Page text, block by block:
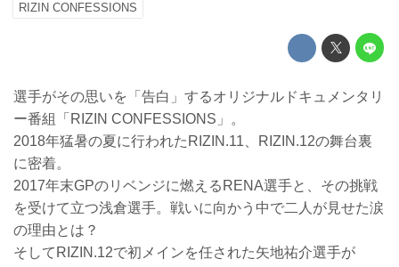
RIZIN CONFESSIONS
選手がその思いを「告白」するオリジナルドキュメンタリ
ー番組「RIZIN CONFESSIONS」。
2018年猛暑の夏に行われたRIZIN.11、RIZIN.12の舞台裏
に密着。
2017年末GPのリベンジに燃えるRENA選手と、その挑戦
を受けて立つ浅倉選手。戦いに向かう中で二人が見せた涙
の理由とは？
そしてRIZIN.12で初メインを任された矢地祐介選手が